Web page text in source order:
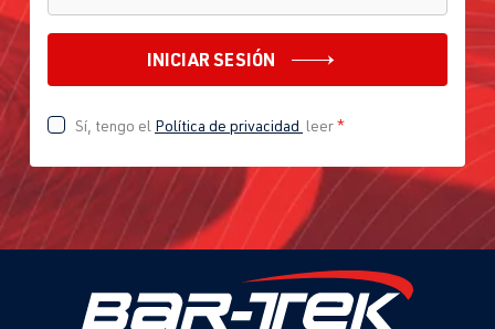
INICIAR SESIÓN
Sí, tengo el Política de privacidad leer*